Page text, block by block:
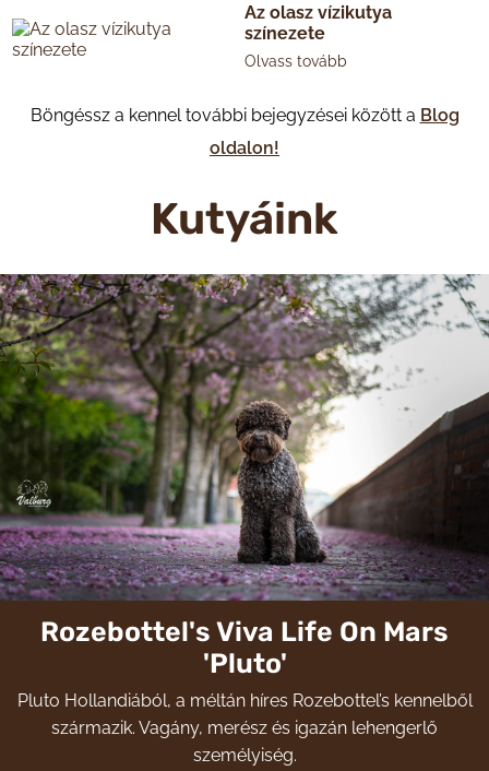
Az olasz vízikutya
színezete
Olvass tovább
Böngéssz a kennel további bejegyzései között a Blog
oldalon!
Kutyáink
Rozebottel's Viva Life On Mars
'Pluto'
Pluto Hollandiából, a méltán híres Rozebottel’s kennelből
származik. Vagány, merész és igazán lehengerlő
személyiség.